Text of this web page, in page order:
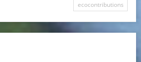
ecocontributions